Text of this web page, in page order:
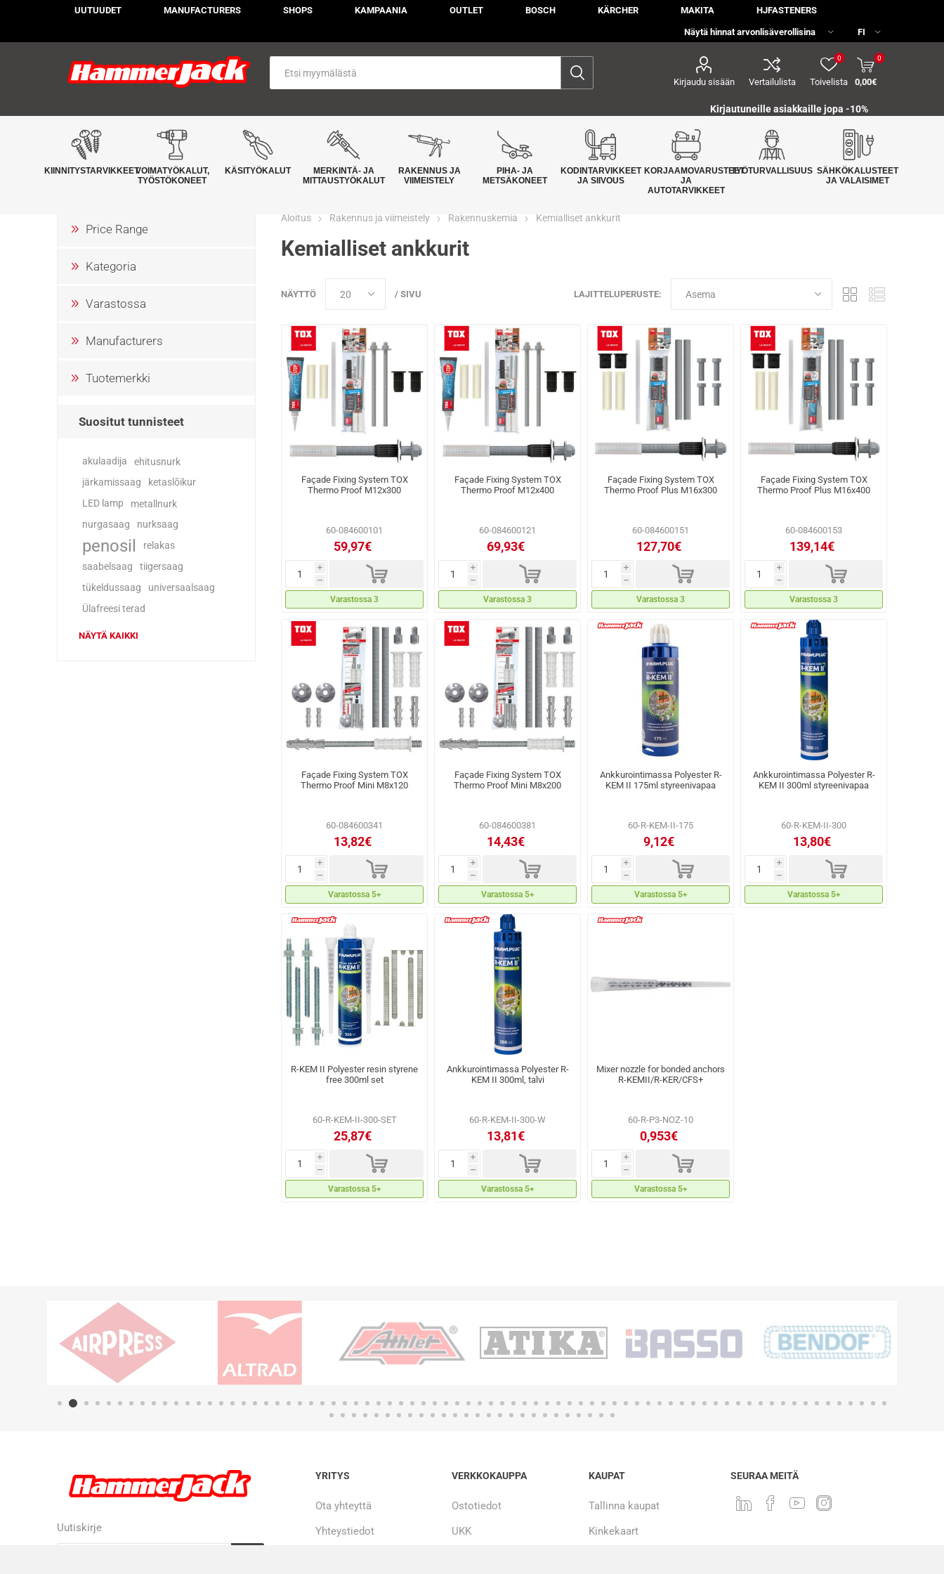
UUTUUDET MANUFACTURERS SHOPS KAMPAANIA OUTLET BOSCH KÄRCHER MAKITA HJFASTENERS
Kirjaudu sisään Vertailulista Toivelista
0 0
0,00€
Kirjautuneille asiakkaille jopa -10%
KIINNITYSTARVIKKEETVOIMATYÖKALUT,
TYÖSTÖKONEET
KÄSITYÖKALUT
MERKINTÄ- JA
MITTAUSTYÖKALUT
RAKENNUS JA
VIIMEISTELY
PIHA- JA
METSÄKONEET
KODINTARVIKKEET
JA SIIVOUS
KORJAAMOVARUSTEET
JA
AUTOTARVIKKEET
TYÖTURVALLISUUS SÄHKÖKALUSTEET
JA VALAISIMET
Aloitus Rakennus ja viimeistely Rakennuskemia Kemialliset ankkurit
Kemialliset ankkurit
LAJITTELUPERUSTE:
NÄYTTÖ / SIVU
Façade Fixing System TOX
Thermo Proof M12x300
60-084600101
59,97€
i
h d
Varastossa 3
Façade Fixing System TOX
Thermo Proof M12x400
60-084600121
69,93€
i
h d
Varastossa 3
Façade Fixing System TOX
Thermo Proof Plus M16x300
60-084600151
127,70€
i
h d
Varastossa 3
Façade Fixing System TOX
Thermo Proof Plus M16x400
60-084600153
139,14€
i
h d
Varastossa 3
Façade Fixing System TOX
Thermo Proof Mini M8x120
60-084600341
13,82€
i
h d
Varastossa 5+
Façade Fixing System TOX
Thermo Proof Mini M8x200
60-084600381
14,43€
i
h d
Varastossa 5+
Ankkurointimassa Polyester R-
KEM II 175ml styreenivapaa
60-R-KEM-II-175
9,12€
i
h d
Varastossa 5+
Ankkurointimassa Polyester R-
KEM II 300ml styreenivapaa
60-R-KEM-II-300
13,80€
i
h d
Varastossa 5+
R-KEM II Polyester resin styrene
free 300ml set
60-R-KEM-II-300-SET
25,87€
i
h d
Varastossa 5+
Ankkurointimassa Polyester R-
KEM II 300ml, talvi
60-R-KEM-II-300-W
13,81€
i
h d
Varastossa 5+
Mixer nozzle for bonded anchors
R-KEMII/R-KER/CFS+
60-R-P3-NOZ-10
0,953€
i
h d
Varastossa 5+
Price Range
Kategoria
Varastossa
Manufacturers
Tuotemerkki
Suositut tunnisteet
akulaadija ehitusnurk
järkamissaag
ketaslõikur
LED lamp
metallnurk
nurgasaag nurksaag
penosil
relakas
saabelsaag
tiigersaag
tükeldussaag
universaalsaag
Ülafreesi terad
NÄYTÄ KAIKKI
Uutiskirje
YRITYS
Ota yhteyttä
Yhteystiedot
VERKKOKAUPPA
Ostotiedot
UKK
KAUPAT
Tallinna kaupat
Kinkekaart
SEURAA MEITÄ